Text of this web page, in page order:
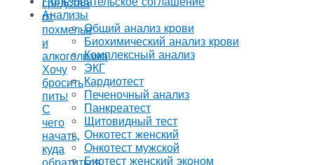
средства
от
похмелья
и
алкоголизма
Хочу
бросить
пить!
С
чего
начать,
куда
Анализы
Общий анализ крови
Биохимический анализ крови
Комплексный анализ
ЭКГ
Кардиотест
Печеночный анализ
Панкреатест
Щитовидный тест
Онкотест женский
Онкотест мужской
Биотест женский эконом